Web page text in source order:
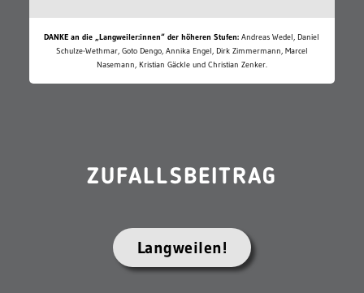
DANKE an die „Langweiler:innen“ der höheren Stufen: Andreas Wedel, Daniel
Schulze-Wethmar, Goto Dengo, Annika Engel, Dirk Zimmermann, Marcel
Nasemann, Kristian Gäckle und Christian Zenker.
ZUFALLSBEITRAG
Langweilen!